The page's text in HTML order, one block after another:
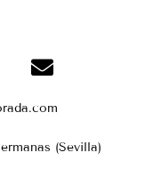
(Sevilla)